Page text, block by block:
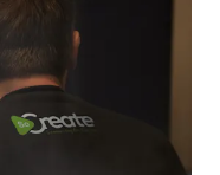
इंस्टॉलेशन) 2) मोबाइल/
लिए सक्षम यूआई ओवरले 3)
करने के लिए और मॉड्यूल